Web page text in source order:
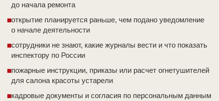
до начала ремонта
открытие планируется раньше, чем подано уведомление
о начале деятельности
сотрудники не знают, какие журналы вести и что показать
инспектору по России
пожарные инструкции, приказы или расчет огнетушителей
для салона красоты устарели
кадровые документы и согласия по персональным данным